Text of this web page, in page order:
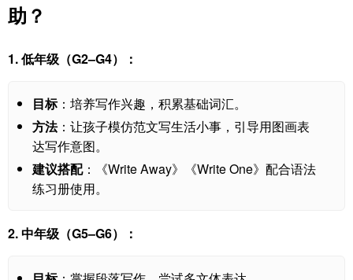
助？
1. 低年级（G2–G4）：
目标：培养写作兴趣，积累基础词汇。
方法：让孩子模仿范文写生活小事，引导用图画表
达写作意图。
建议搭配：《Write Away》《Write One》配合语法
练习册使用。
2. 中年级（G5–G6）：